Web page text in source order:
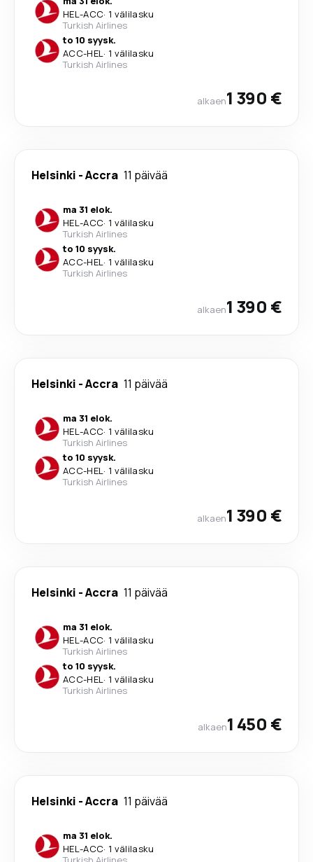
HEL-ACC· 1 välilasku
Turkish Airlines
to 10 syysk.
ACC-HEL· 1 välilasku
Turkish Airlines
alkaen1 390 €
Helsinki -Accra 11 päivää
ma 31 elok.
HEL-ACC· 1 välilasku
Turkish Airlines
to 10 syysk.
ACC-HEL· 1 välilasku
Turkish Airlines
alkaen1 390 €
Helsinki -Accra 11 päivää
ma 31 elok.
HEL-ACC· 1 välilasku
Turkish Airlines
to 10 syysk.
ACC-HEL· 1 välilasku
Turkish Airlines
alkaen1 390 €
Helsinki -Accra 11 päivää
ma 31 elok.
HEL-ACC· 1 välilasku
Turkish Airlines
to 10 syysk.
ACC-HEL· 1 välilasku
Turkish Airlines
alkaen1 450 €
Helsinki -Accra 11 päivää
ma 31 elok.
HEL-ACC· 1 välilasku